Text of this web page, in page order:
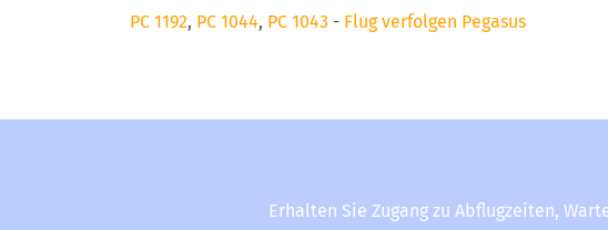
PC 1192, PC 1044, PC 1043 - Flug verfolgen Pegasus
Erhalten Sie Zugang zu Abflugzeiten,